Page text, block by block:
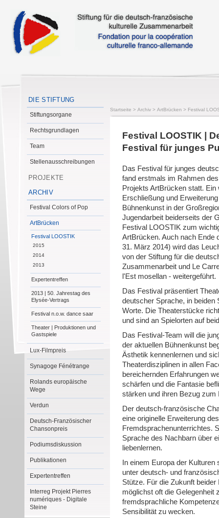
DIE STIFTUNG
Stiftungsorgane
Rechtsgrundlagen
Team
Stellenausschreibungen
PROJEKTE
ARCHIV
Festival Colors of Pop
ArtBrücken
Festival LOOSTIK
2015
2014
2013
Expertentreffen
2013 | 50. Jahrestag des
Elysée-Vertrags
Festival n.o.w. dance saar
Theater | Produktionen und
Gastspiele
Lux-Filmpreis
Synagoge Fénétrange
Rolands europäische
Wege
Verdun
Deutsch-Französischer
Chansonpreis
Podiumsdiskussion
Publikationen
Expertentreffen
Interreg Projekt Pierres
numériques - Digitale
Steine
Startseite > Archiv > ArtBrücken > Festival
Festival LOOSTIK |
Festival für junges
Das Festival für junges
fand erstmals im Rahmen
Projekts ArtBrücken statt.
Erschließung und
Bühnenkunst in der
Jugendarbeit beiderseits der
Festival LOOSTIK zum
ArtBrücken. Auch nach Ende
31. März 2014) wird das
von der Stiftung für die
Zusammenarbeit und Le
l'Est mosellan - weitergeführt.
Das Festival präsentiert
deutscher Sprache, in beiden
Worte. Die Theaterstücke
und sind an Spielorten auf
Das Festival-Team will die
der aktuellen Bühnenkunst
Ästhetik kennenlernen und
Theaterdisziplinen in allen
bereichernden Erfahrungen
schärfen und die Fantasie
stärken und ihren Bezug
Der deutsch-französische
eine originelle Erweiterung
Fremdsprachenunterrichtes.
Sprache des Nachbarn über
liebenlernen.
In einem Europa der
unter deutsch- und
Stütze. Für die Zukunft
möglichst oft die Gelegenheit
fremdsprachliche
Sensibilität zu wecken.